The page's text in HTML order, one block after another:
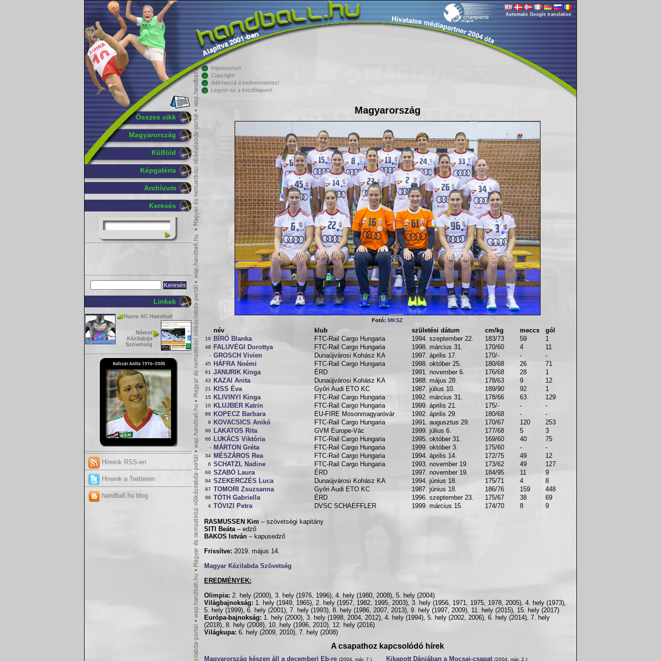
Összes cikk
Magyarország
Külföld
Képgaléria
Archívum
Keresés
Linkek
Havre AC Handball
Német
Kézilabda
Szövetség
Híreink RSS-en
Híreink a Twitteren
handball.hu blog
Automatic Google translation
Impresszum
Copyright
Add hozzá a kedvencekhez!
Legyen ez a kezdőlapom!
Magyarország
Fotó: MKSZ
név klub születési dátum cm/kg meccs gól
16 BÍRÓ Blanka FTC-Rail Cargo Hungaria 1994. szeptember 22. 183/73 59 1
48 FALUVÉGI Dorottya FTC-Rail Cargo Hungaria 1998. március 31. 170/60 4 11
- GROSCH Vivien Dunaújvárosi Kohász KA 1997. április 17. 170/- - -
45 HÁFRA Noémi FTC-Rail Cargo Hungaria 1998. október 25. 180/68 26 71
61 JANURIK Kinga ÉRD 1991. november 6. 176/68 28 1
43 KAZAI Anita Dunaújvárosi Kohász KA 1988. május 28. 178/63 9 12
21 KISS Éva Győri Audi ETO KC 1987. július 10. 189/90 92 1
15 KLIVINYI Kinga FTC-Rail Cargo Hungaria 1992. március 31. 178/66 63 129
10 KLUJBER Katrin FTC-Rail Cargo Hungaria 1999. április 21. 175/- - -
88 KOPECZ Barbara EU-FIRE Mosonmagyaróvár 1992. április 29. 180/68 - -
8 KOVACSICS Anikó FTC-Rail Cargo Hungaria 1991. augusztus 29. 170/67 120 253
99 LAKATOS Rita GVM Europe-Vác 1999. július 6. 177/68 5 3
66 LUKÁCS Viktória FTC-Rail Cargo Hungaria 1995. október 31. 169/60 40 75
- MÁRTON Gréta FTC-Rail Cargo Hungaria 1999. október 3. 175/60 - -
34 MÉSZÁROS Rea FTC-Rail Cargo Hungaria 1994. április 14. 172/75 49 12
6 SCHATZL Nadine FTC-Rail Cargo Hungaria 1993. november 19. 173/62 49 127
68 SZABÓ Laura ÉRD 1997. november 19. 184/95 11 9
94 SZEKERCZÉS Luca Dunaújvárosi Kohász KA 1994. június 18. 175/71 4 8
87 TOMORI Zsuzsanna Győri Audi ETO KC 1987. június 18. 186/76 159 448
96 TÓTH Gabriella ÉRD 1996. szeptember 23. 175/67 38 69
4 TÓVIZI Petra DVSC SCHAEFFLER 1999. március 15. 174/70 8 9
RASMUSSEN Kim – szövetségi kapitány
SITI Beáta– edző
BAKOS István – kapusedző
Frissítve: 2019. május 14.
Magyar Kézilabda Szövetség
EREDMÉNYEK:
Olimpia: 2. hely (2000), 3. hely (1976, 1996), 4. hely (1980, 2008), 5. hely (2004)
Világbajnokság: 1. hely (1949, 1965), 2. hely (1957, 1982, 1995, 2003), 3. hely (1956, 1971, 1975, 1978, 2005), 4. hely (1973),
5. hely (1999), 6. hely (2001), 7. hely (1993), 8. hely (1986, 2007, 2013), 9. hely (1997, 2009), 11. hely (2015), 15. hely (2017)
Európa-bajnokság: 1. hely (2000), 3. hely (1998, 2004, 2012), 4. hely (1994), 5. hely (2002, 2006), 6. hely (2014), 7. hely
(2018), 8. hely (2008), 10. hely (1996, 2010), 12. hely (2016)
Világkupa: 6. hely (2009, 2010), 7. hely (2008)
A csapathoz kapcsolódó hírek
Magyarország készen áll a decemberi Eb-re (2004. már. 7.) Kikapott Dániában a Mocsai-csapat (2004. már. 2.)